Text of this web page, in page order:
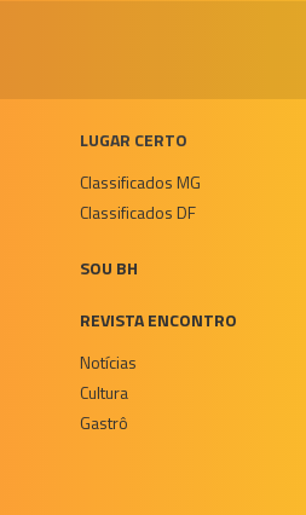
LUGAR CERTO
Classificados MG
Classificados DF
SOU BH
REVISTA ENCONTRO
Notícias
Cultura
Gastrô